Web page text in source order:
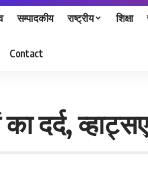
सम्पादकीय राष्ट्रीय शिक्षा
Contact
का दर्द,